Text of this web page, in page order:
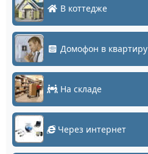
В коттедже
Домофон в квартиру
На складе
Через интернет